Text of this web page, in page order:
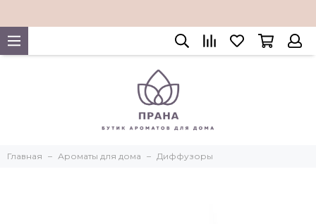
Главная Ароматы для дома Диффузоры